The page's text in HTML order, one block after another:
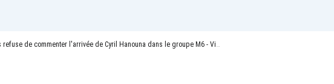
de commenter l'arrivée de Cyril Hanouna dans le groupe M6 - Vidéo